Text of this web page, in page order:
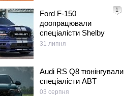
1
Ford F-150
доопрацювали
спеціалісти Shelby
31 липня
Audi RS Q8 тюнінгували
спеціалісти ABT
03 серпня